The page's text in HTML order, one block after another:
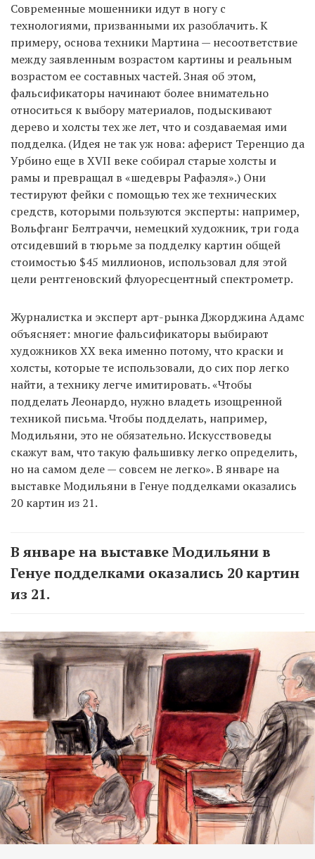
Современные мошенники идут в ногу с
технологиями, призванными их разоблачить. К
примеру, основа техники Мартина — несоответствие
между заявленным возрастом картины и реальным
возрастом ее составных частей. Зная об этом,
фальсификаторы начинают более внимательно
относиться к выбору материалов, подыскивают
дерево и холсты тех же лет, что и создаваемая ими
подделка. (Идея не так уж нова: аферист Теренцио да
Урбино еще в XVII веке собирал старые холсты и
рамы и превращал в «шедевры Рафаэля».) Они
тестируют фейки с помощью тех же технических
средств, которыми пользуются эксперты: например,
Вольфганг Белтраччи, немецкий художник, три года
отсидевший в тюрьме за подделку картин общей
стоимостью $45 миллионов, использовал для этой
цели рентгеновский флуоресцентный спектрометр.
Журналистка и эксперт арт-рынка Джорджина Адамс
объясняет: многие фальсификаторы выбирают
художников XX века именно потому, что краски и
холсты, которые те использовали, до сих пор легко
найти, а технику легче имитировать. «Чтобы
подделать Леонардо, нужно владеть изощренной
техникой письма. Чтобы подделать, например,
Модильяни, это не обязательно. Искусствоведы
скажут вам, что такую фальшивку легко определить,
но на самом деле — совсем не легко». В январе на
выставке Модильяни в Генуе подделками оказались
20 картин из 21.
В январе на выставке Модильяни в
Генуе подделками оказались 20 картин
из 21.